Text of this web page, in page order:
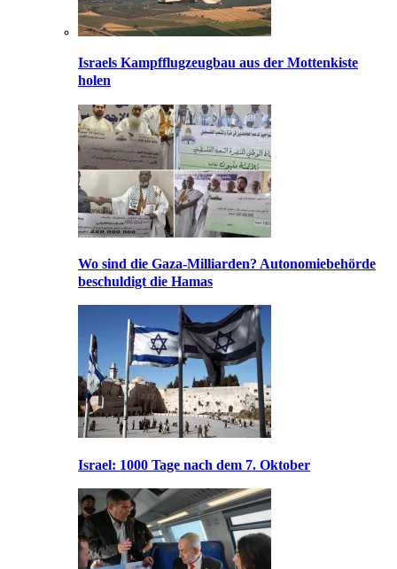
Israels Kampfflugzeugbau aus der Mottenkiste
holen
Wo sind die Gaza-Milliarden? Autonomiebehörde
beschuldigt die Hamas
Israel: 1000 Tage nach dem 7. Oktober